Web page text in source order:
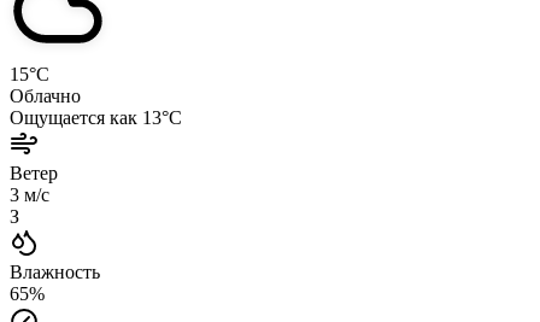
15°C
Облачно
Ощущается как 13°C
Ветер
3 м/с
З
Влажность
65%